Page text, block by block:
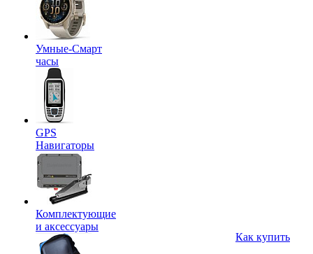
Умные-Смарт
часы
GPS
Навигаторы
Комплектующие
и аксессуары
Как купить